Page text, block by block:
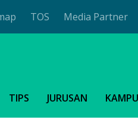
TOS Media Partner
TIPS JURUSAN